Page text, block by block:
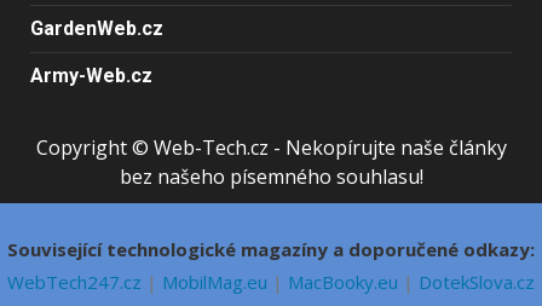
GardenWeb.cz
Army-Web.cz
Copyright © Web-Tech.cz - Nekopírujte naše články
bez našeho písemného souhlasu!
Související technologické magazíny a doporučené odkazy:
WebTech247.cz | MobilMag.eu | MacBooky.eu | DotekSlova.cz